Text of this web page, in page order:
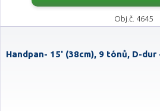
Obj.č. 4645
Handpan- 15' (38cm), 9 tónů, D-dur